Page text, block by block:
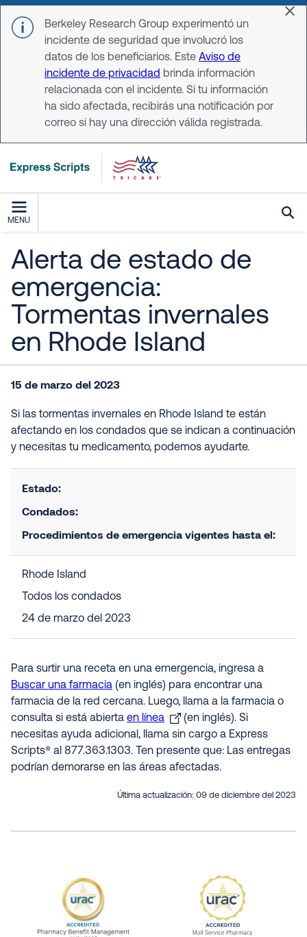
Skip to main content
Berkeley Research Group experimentó un
incidente de seguridad que involucró los
datos de los beneficiarios. Este Aviso de
incidente de privacidad brinda información
relacionada con el incidente. Si tu información
ha sido afectada, recibirás una notificación por
correo si hay una dirección válida registrada.
MENU
Alerta de estado de
emergencia:
Tormentas invernales
en Rhode Island
15 de marzo del 2023
Si las tormentas invernales en Rhode Island te están
afectando en los condados que se indican a continuación
y necesitas tu medicamento, podemos ayudarte.
Estado:
Condados:
Procedimientos de emergencia vigentes hasta el:
Rhode Island
Todos los condados
24 de marzo del 2023
Para surtir una receta en una emergencia, ingresa a
Buscar una farmacia (en inglés) para encontrar una
farmacia de la red cercana. Luego, llama a la farmacia o
consulta si está abierta en línea
(en inglés). Si
necesitas ayuda adicional, llama sin cargo a Express
Scripts® al 877.363.1303. Ten presente que: Las entregas
podrían demorarse en las áreas afectadas.
Última actualización: 09 de diciembre del 2023